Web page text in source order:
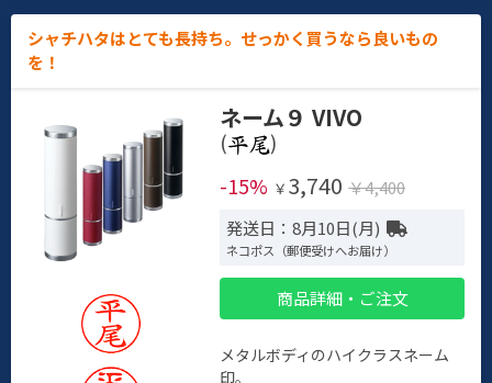
シャチハタはとても長持ち。せっかく買うなら良いもの
を！
ネーム９ VIVO
(
)
-15% ￥ 3,740 ￥4,400
発送日：8月10日(月)
ネコポス（郵便受けへお届け）
商品詳細・ご注文
メタルボディのハイクラスネーム
印。